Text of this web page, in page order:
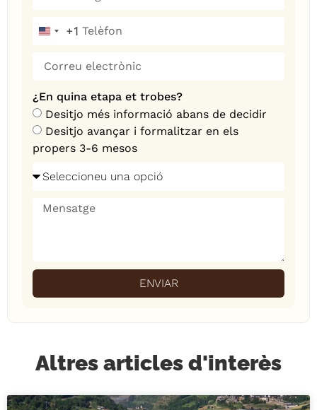
United States +1
+1
¿En quina etapa et trobes?
Desitjo més informació abans de decidir
Desitjo avançar i formalitzar en els
propers 3-6 mesos
ENVIAR
Altres articles d'interès